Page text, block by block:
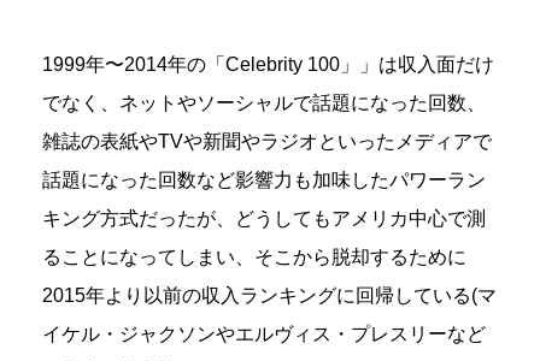
1999年〜2014年の「Celebrity 100」」は収入面だけ
でなく、ネットやソーシャルで話題になった回数、
雑誌の表紙やTVや新聞やラジオといったメディアで
話題になった回数など影響力も加味したパワーラン
キング方式だったが、どうしてもアメリカ中心で測
ることになってしまい、そこから脱却するために
2015年より以前の収入ランキングに回帰している(マ
イケル・ジャクソンやエルヴィス・プレスリーなど